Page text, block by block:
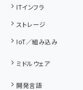
ITインフラ
ストレージ
IoT／組み込み
ミドルウェア
開発言語